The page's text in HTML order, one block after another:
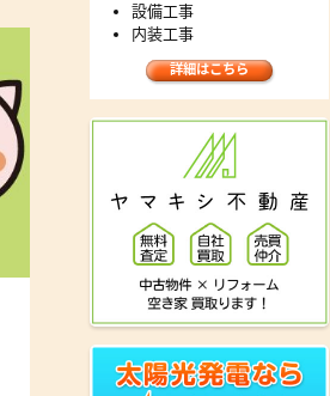
設備工事
内装工事
詳細はこちら